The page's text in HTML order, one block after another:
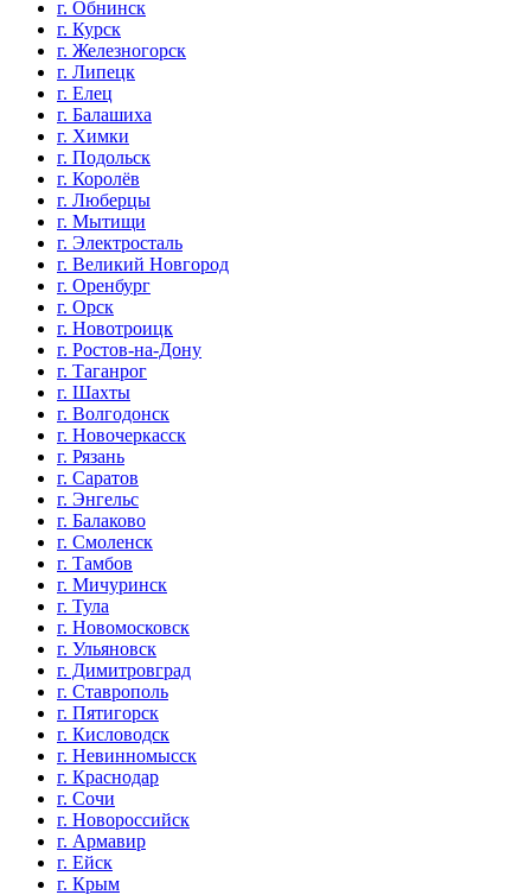
г. Обнинск
г. Курск
г. Железногорск
г. Липецк
г. Елец
г. Балашиха
г. Химки
г. Подольск
г. Королёв
г. Люберцы
г. Мытищи
г. Электросталь
г. Великий Новгород
г. Оренбург
г. Орск
г. Новотроицк
г. Ростов-на-Дону
г. Таганрог
г. Шахты
г. Волгодонск
г. Новочеркасск
г. Рязань
г. Саратов
г. Энгельс
г. Балаково
г. Смоленск
г. Тамбов
г. Мичуринск
г. Тула
г. Новомосковск
г. Ульяновск
г. Димитровград
г. Ставрополь
г. Пятигорск
г. Кисловодск
г. Невинномысск
г. Краснодар
г. Сочи
г. Новороссийск
г. Армавир
г. Ейск
г. Крым